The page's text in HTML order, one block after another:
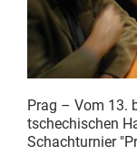
Prag – Vom 13.
tschechischen
Schachturnier